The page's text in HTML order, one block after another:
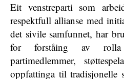
Eit venstreparti som
respektfull allianse med
det sivile samfunnet, har
for forståing av
partimedlemmer,
oppfattinga til tradisjonelle